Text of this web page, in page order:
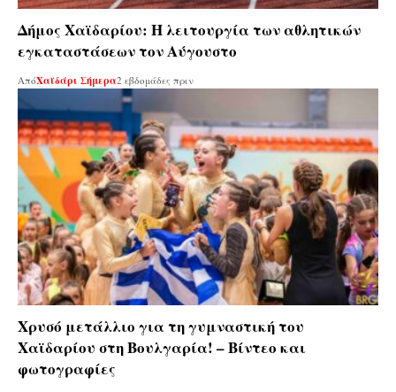
Δήμος Χαϊδαρίου: Η λειτουργία των αθλητικών
εγκαταστάσεων τον Αύγουστο
ΑπόΧαϊδάρι Σήμερα2 εβδομάδες πριν
Χρυσό μετάλλιο για τη γυμναστική του
Χαϊδαρίου στη Βουλγαρία! – Βίντεο και
φωτογραφίες